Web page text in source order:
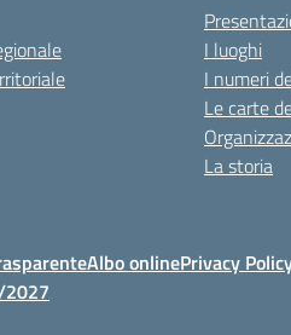
I luoghi
I numeri
Le carte
La storia
Albo onlinePrivacy
2027